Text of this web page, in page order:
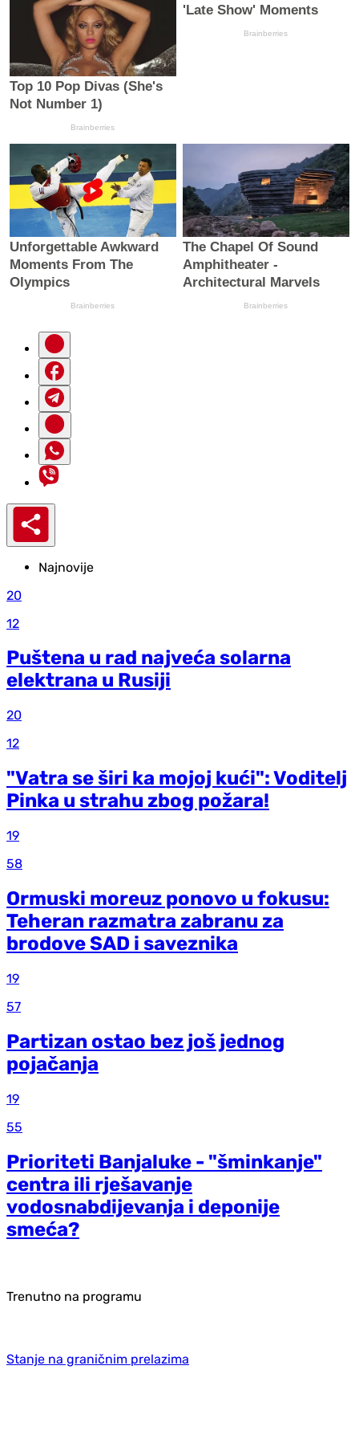
Najnovije
20
12
Puštena u rad najveća solarna
elektrana u Rusiji
20
12
"Vatra se širi ka mojoj kući": Voditelj
Pinka u strahu zbog požara!
19
58
Ormuski moreuz ponovo u fokusu:
Teheran razmatra zabranu za
brodove SAD i saveznika
19
57
Partizan ostao bez još jednog
pojačanja
19
55
Prioriteti Banjaluke - "šminkanje"
centra ili rješavanje
vodosnabdijevanja i deponije
smeća?
Trenutno na programu
Stanje na graničnim prelazima